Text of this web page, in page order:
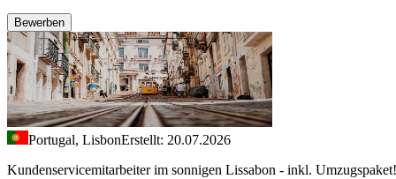
Bewerben
Portugal, LisbonErstellt: 20.07.2026
Kundenservicemitarbeiter im sonnigen Lissabon - inkl. Umzugspaket!